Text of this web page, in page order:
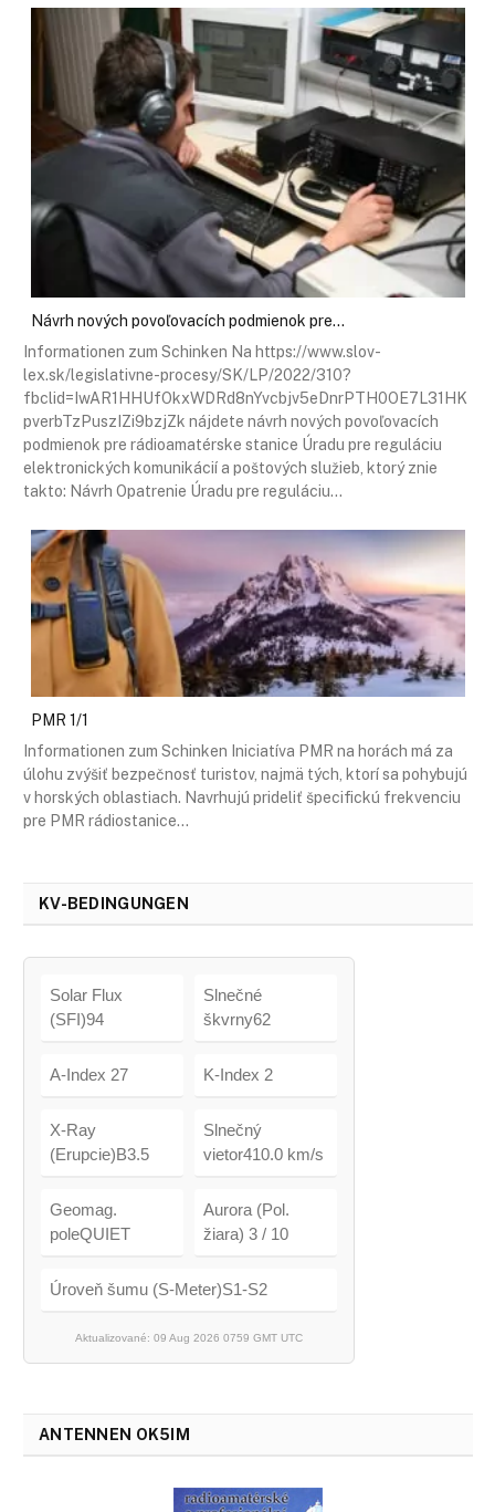
Návrh nových povoľovacích podmienok pre…
Informationen zum Schinken Na https://www.slov-
lex.sk/legislativne-procesy/SK/LP/2022/310?
fbclid=IwAR1HHUfOkxWDRd8nYvcbjv5eDnrPTH0OE7L31HK
pverbTzPuszIZi9bzjZk nájdete návrh nových povoľovacích
podmienok pre rádioamatérske stanice Úradu pre reguláciu
elektronických komunikácií a poštových služieb, ktorý znie
takto: Návrh Opatrenie Úradu pre reguláciu…
PMR 1/1
Informationen zum Schinken Iniciatíva PMR na horách má za
úlohu zvýšiť bezpečnosť turistov, najmä tých, ktorí sa pohybujú
v horských oblastiach. Navrhujú prideliť špecifickú frekvenciu
pre PMR rádiostanice…
KV-BEDINGUNGEN
Solar Flux
(SFI)94
Slnečné
škvrny62
A-Index 27 K-Index 2
X-Ray
(Erupcie)B3.5
Slnečný
vietor410.0 km/s
Geomag.
poleQUIET
Aurora (Pol.
žiara) 3 / 10
Úroveň šumu (S-Meter)S1-S2
Aktualizované: 09 Aug 2026 0759 GMT UTC
ANTENNEN OK5IM